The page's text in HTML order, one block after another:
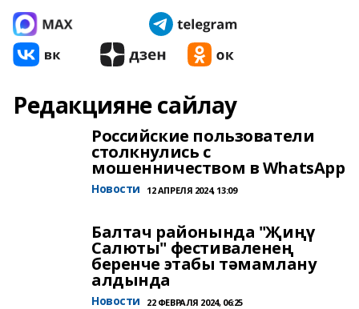
Редакцияне сайлау
Российские пользователи
столкнулись с
мошенничеством в WhatsApp
Новости 12 АПРЕЛЯ 2024, 13:09
Балтач районында "Җиңү
Салюты" фестиваленең
беренче этабы тәмамлану
алдында
Новости 22 ФЕВРАЛЯ 2024, 06:25